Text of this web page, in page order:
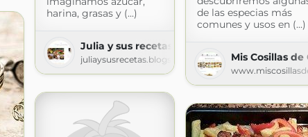
harina, grasas y (...)
Julia y sus recetas
juliaysusrecetas.blogspot.com
de las especias más
comunes y usos en (...)
Mis Cosillas de